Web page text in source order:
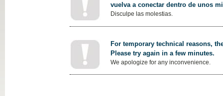
vuelva a conectar dentro de unos
Disculpe las molestias.
For temporary technical reasons,
Please try again in a few minutes.
We apologize for any inconvenience.